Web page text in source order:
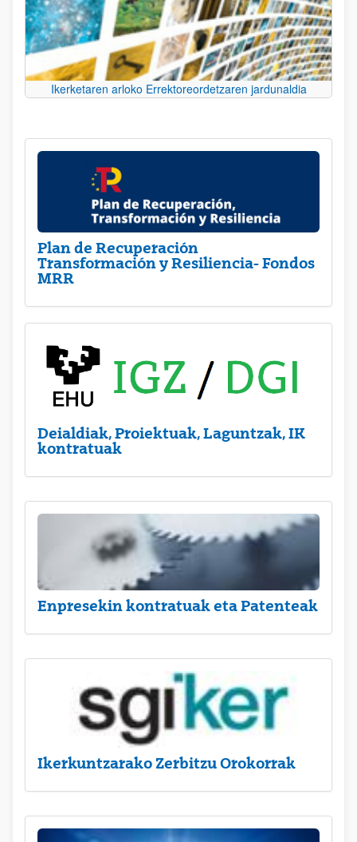
Ikerketaren arloko Errektoreordetzaren jardunaldia
Plan de Recuperación
Transformación y Resiliencia- Fondos
MRR
Deialdiak, Proiektuak, Laguntzak, IK
kontratuak
Enpresekin kontratuak eta Patenteak
Ikerkuntzarako Zerbitzu Orokorrak